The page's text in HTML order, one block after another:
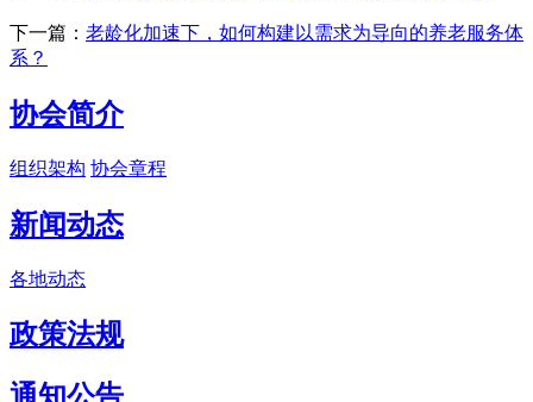
下一篇： 老龄化加速下，如何构建以需求为导向的养老服务体
系？
协会简介
组织架构 协会章程
新闻动态
各地动态
政策法规